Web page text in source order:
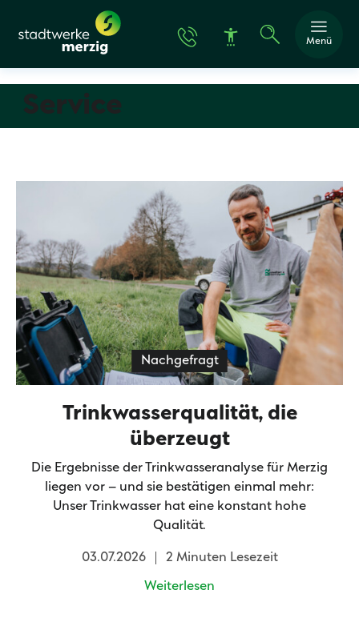
Menü
Service
Nachgefragt
Trinkwasserqualität, die
überzeugt
Die Ergebnisse der Trinkwasseranalyse für Merzig
liegen vor – und sie bestätigen einmal mehr:
Unser Trinkwasser hat eine konstant hohe
Qualität.
03.07.2026 2 Minuten Lesezeit
Weiterlesen
Schrift
Schrift
Wortabstand
Wortabstand
Zeilenabstand
Zeilenabstand
Graustufen
Lesehilfe
Links